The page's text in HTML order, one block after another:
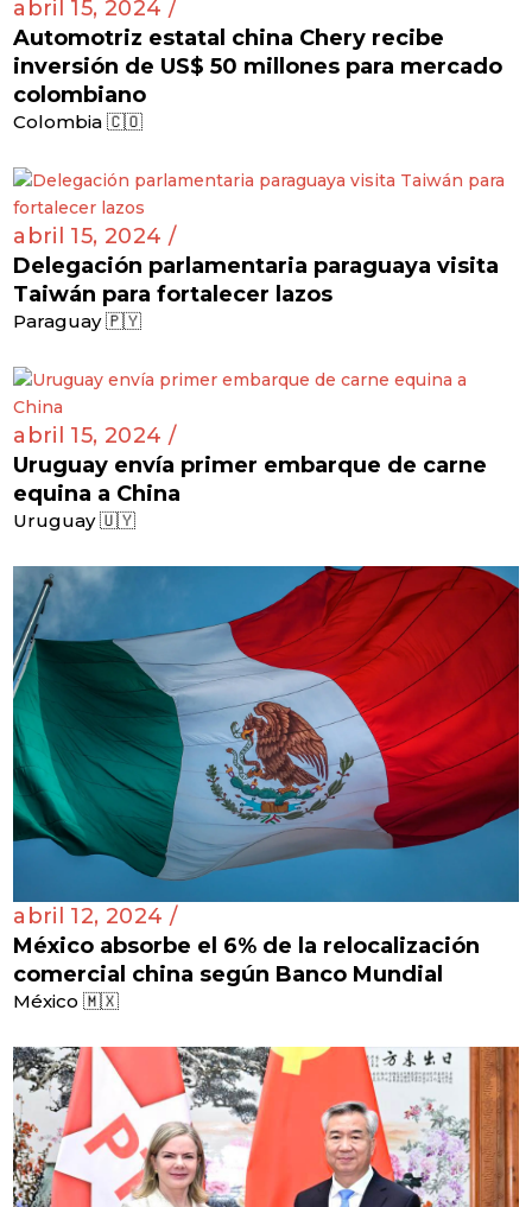
abril 15, 2024 /
Automotriz estatal china Chery recibe
inversión de US$ 50 millones para mercado
colombiano
Colombia 🇨🇴
abril 15, 2024 /
Delegación parlamentaria paraguaya visita
Taiwán para fortalecer lazos
Paraguay 🇵🇾
abril 15, 2024 /
Uruguay envía primer embarque de carne
equina a China
Uruguay 🇺🇾
abril 12, 2024 /
México absorbe el 6% de la relocalización
comercial china según Banco Mundial
México 🇲🇽